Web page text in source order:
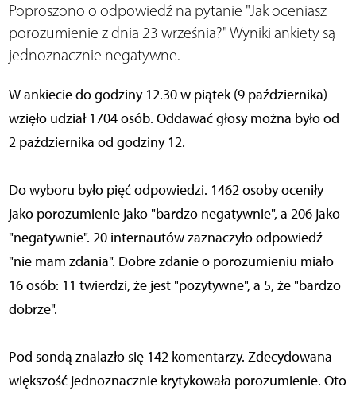
Poproszono o odpowiedź na pytanie "Jak oceniasz
porozumienie z dnia 23 września?" Wyniki ankiety są
jednoznacznie negatywne.
W ankiecie do godziny 12.30 w piątek (9 października)
wzięło udział 1704 osób. Oddawać głosy można było od
2 października od godziny 12.
Do wyboru było pięć odpowiedzi. 1462 osoby oceniły
jako porozumienie jako "bardzo negatywnie", a 206 jako
"negatywnie". 20 internautów zaznaczyło odpowiedź
"nie mam zdania". Dobre zdanie o porozumieniu miało
16 osób: 11 twierdzi, że jest "pozytywne", a 5, że "bardzo
dobrze".
Pod sondą znalazło się 142 komentarzy. Zdecydowana
większość jednoznacznie krytykowała porozumienie. Oto